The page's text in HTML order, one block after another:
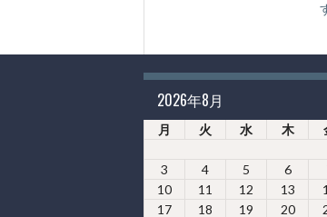
2026年8月
月 火 水 木
3
4 5 6
10
11 12 13
17
18 19 20